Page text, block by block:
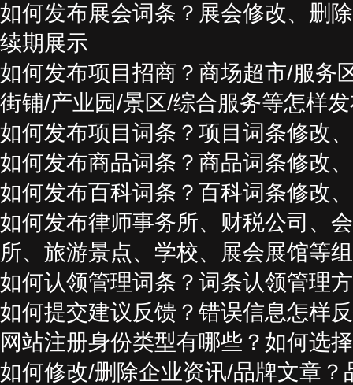
如何发布展会词条？展会修改、删
续期展示
如何发布项目招商？商场超市/服务
街铺/产业园/景区/综合服务等怎样
如何发布项目词条？项目词条修改
如何发布商品词条？商品词条修改
如何发布百科词条？百科词条修改
如何发布律师事务所、财税公司、
所、旅游景点、学校、展会展馆等
如何认领管理词条？词条认领管理
如何提交建议反馈？错误信息怎样
网站注册身份类型有哪些？如何选
如何修改/删除企业资讯/品牌文章